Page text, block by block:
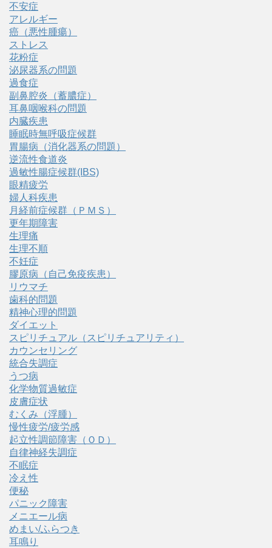
不安症
アレルギー
癌（悪性腫瘍）
ストレス
花粉症
泌尿器系の問題
過食症
副鼻腔炎（蓄膿症）
耳鼻咽喉科の問題
内臓疾患
睡眠時無呼吸症候群
胃腸病（消化器系の問題）
逆流性食道炎
過敏性腸症候群(IBS)
眼精疲労
婦人科疾患
月経前症候群（ＰＭＳ）
更年期障害
生理痛
生理不順
不妊症
膠原病（自己免疫疾患）
リウマチ
歯科的問題
精神心理的問題
ダイエット
スピリチュアル（スピリチュアリティ）
カウンセリング
統合失調症
うつ病
化学物質過敏症
皮膚症状
むくみ（浮腫）
慢性疲労/疲労感
起立性調節障害（ＯＤ）
自律神経失調症
不眠症
冷え性
便秘
パニック障害
メニエール病
めまい/ふらつき
耳鳴り